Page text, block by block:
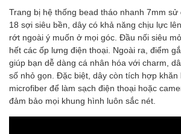
Trang bị hệ thống bead tháo nhanh 7mm sử
18 sợi siêu bền, dây có khả năng chịu lực
rớt ngoài ý muốn ở mọi góc. Đầu nối siêu
hết các ốp lưng điện thoại. Ngoài ra, điểm
giúp bạn dễ dàng cá nhân hóa với charm,
số nhỏ gọn. Đặc biệt, dây còn tích hợp khăn
microfiber để làm sạch điện thoại hoặc
đảm bảo mọi khung hình luôn sắc nét.